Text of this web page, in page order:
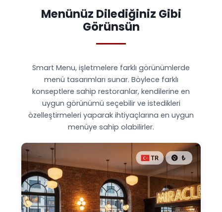
Menünüz Dilediğiniz Gibi
Görünsün
Smart Menu, işletmelere farklı görünümlerde
menü tasarımları sunar. Böylece farklı
konseptlere sahip restoranlar, kendilerine en
uygun görünümü seçebilir ve istedikleri
özelleştirmeleri yaparak ihtiyaçlarına en uygun
menüye sahip olabilirler.